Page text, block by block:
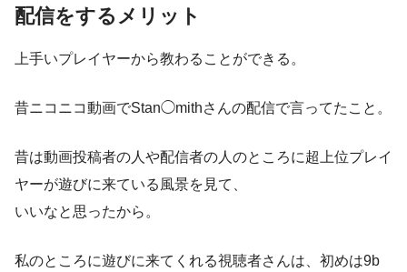
配信をするメリット
上手いプレイヤーから教わることができる。
昔ニコニコ動画でStan◯mithさんの配信で言ってたこと。
昔は動画投稿者の人や配信者の人のところに超上位プレイ
ヤーが遊びに来ている風景を見て、
いいなと思ったから。
私のところに遊びに来てくれる視聴者さんは、初めは9b